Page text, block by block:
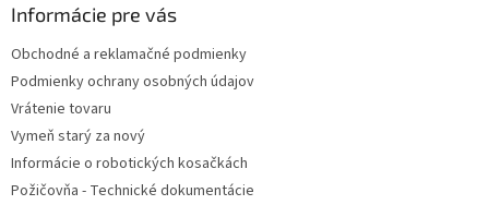
Informácie pre vás
Obchodné a reklamačné podmienky
Podmienky ochrany osobných údajov
Vrátenie tovaru
Vymeň starý za nový
Informácie o robotických kosačkách
Požičovňa - Technické dokumentácie